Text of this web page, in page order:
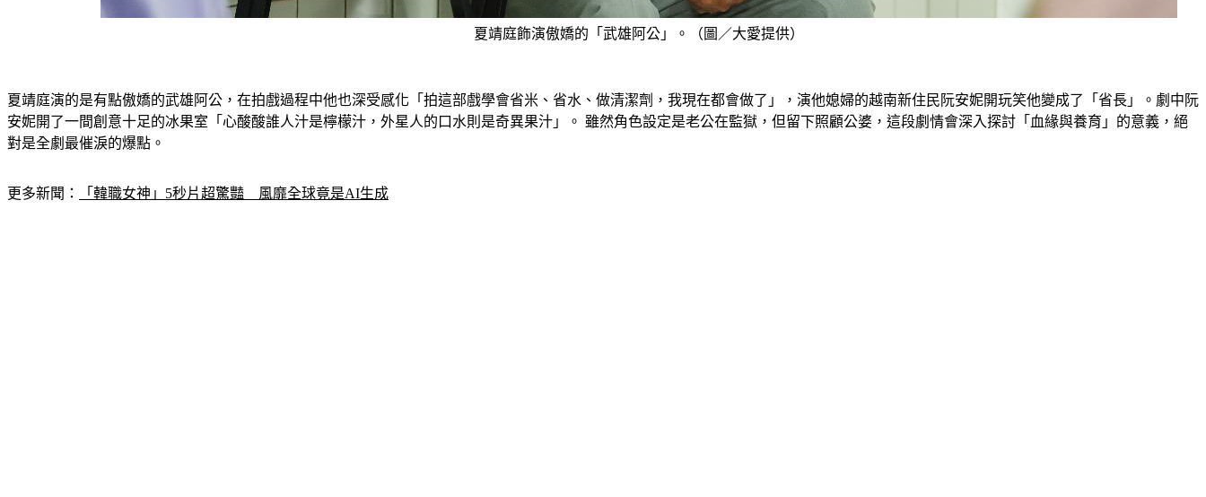
夏靖庭飾演傲嬌的「武雄阿公」。（圖／大愛提供）
夏靖庭演的是有點傲嬌的武雄阿公，在拍戲過程中他也深受感化「拍這部戲學會省米、省水、做清潔劑，我現在都會做了」，演他媳婦的越南新住民阮安妮開玩笑他變成了「省長」。劇中阮
安妮開了一間創意十足的冰果室「心酸酸誰人汁是檸檬汁，外星人的口水則是奇異果汁」。 雖然角色設定是老公在監獄，但留下照顧公婆，這段劇情會深入探討「血緣與養育」的意義，絕
對是全劇最催淚的爆點。
更多新聞： 「韓職女神」5秒片超驚豔　風靡全球竟是AI生成